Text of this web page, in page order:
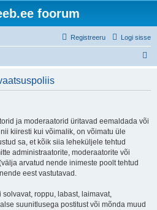
foorum
Logi sisse
Registreeru
ja moderaatorid üritavad eemaldada või
kiiresti kui võimalik, on võimatu üle
sa, et kõik siia leheküljele tehtud
administraatorite, moderaatorite või
arvatud nende inimeste poolt tehtud
eest vastutavad.
roppu, labast, laimavat,
suunitlusega postitust või mõnda muud